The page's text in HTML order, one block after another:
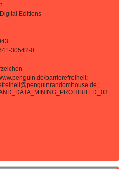
Editions
30542-0
barrierefreiheit;